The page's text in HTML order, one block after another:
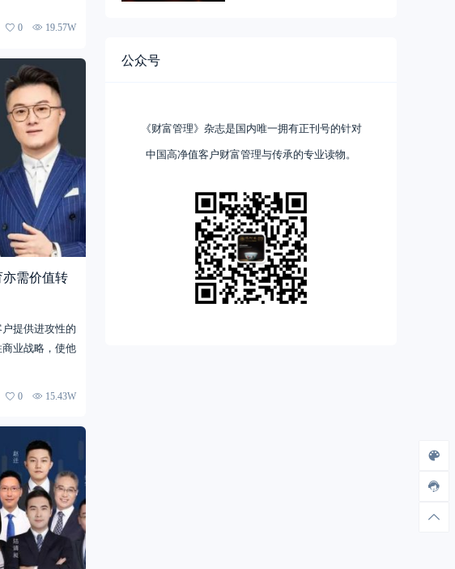
0 19.57W
需价值转
提供进攻性的
业战略，使他
0 15.43W
公众号
《财富管理》杂志是国内唯一拥有正刊号的针对
中国高净值客户财富管理与传承的专业读物。